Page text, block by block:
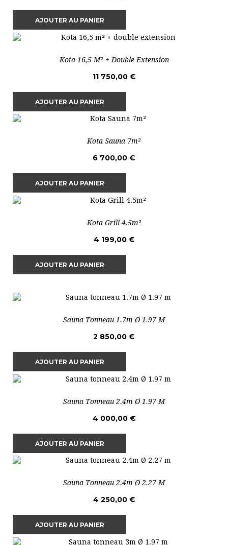
AJOUTER AU PANIER
Kota 16,5 M² + Double Extension
11 750,00 €
AJOUTER AU PANIER
Kota Sauna 7m²
6 700,00 €
AJOUTER AU PANIER
Kota Grill 4.5m²
4 199,00 €
AJOUTER AU PANIER
Sauna Tonneau 1.7m Ø 1.97 M
2 850,00 €
AJOUTER AU PANIER
Sauna Tonneau 2.4m Ø 1.97 M
4 000,00 €
AJOUTER AU PANIER
Sauna Tonneau 2.4m Ø 2.27 M
4 250,00 €
AJOUTER AU PANIER